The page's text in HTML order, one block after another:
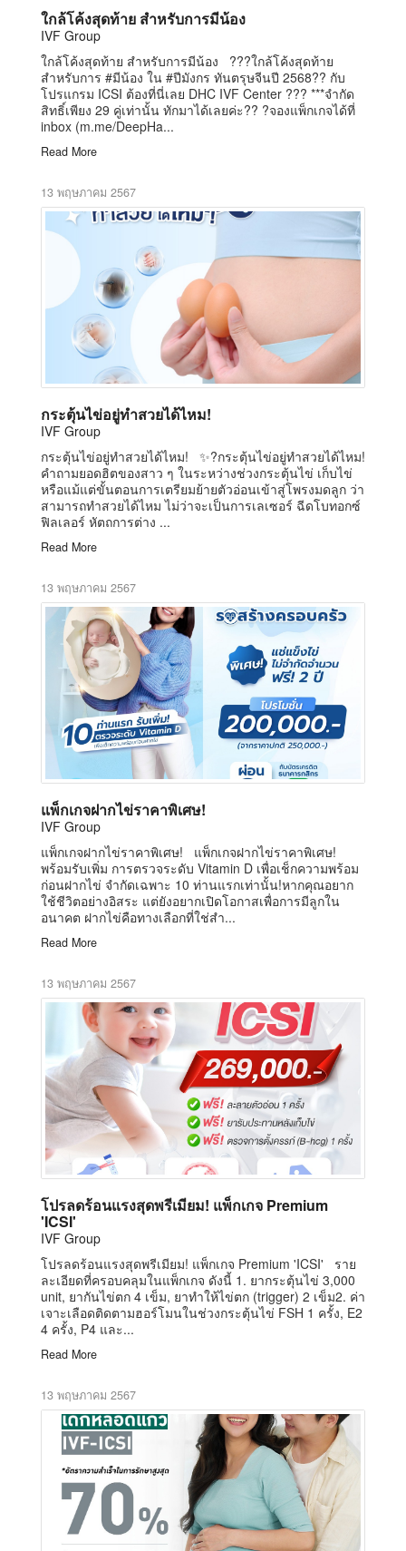
ใกล้โค้งสุดท้าย สำหรับการมีน้อง
IVF Group
ใกล้โค้งสุดท้าย สำหรับการมีน้อง ???ใกล้โค้งสุดท้าย
สำหรับการ #มีน้อง ใน #ปีมังกร ทันตรุษจีนปี 2568?? กับ
โปรแกรม ICSI ต้องที่นี่เลย DHC IVF Center ??? ***จำกัด
สิทธิ์เพียง 29 คู่เท่านั้น ทักมาได้เลยค่ะ?? ?จองแพ็กเกจได้ที่
inbox (m.me/DeepHa...
Read More
13 พฤษภาคม 2567
กระตุ้นไข่อยู่ทำสวยได้ไหม!
IVF Group
กระตุ้นไข่อยู่ทำสวยได้ไหม! ✨?กระตุ้นไข่อยู่ทำสวยได้ไหม!
คำถามยอดฮิตของสาว ๆ ในระหว่างช่วงกระตุ้นไข่ เก็บไข่
หรือแม้แต่ขั้นตอนการเตรียมย้ายตัวอ่อนเข้าสู่โพรงมดลูก ว่า
สามารถทำสวยได้ไหม ไม่ว่าจะเป็นการเลเซอร์ ฉีดโบทอกซ์
ฟิลเลอร์ หัตถการต่าง ...
Read More
13 พฤษภาคม 2567
แพ็กเกจฝากไข่ราคาพิเศษ!
IVF Group
แพ็กเกจฝากไข่ราคาพิเศษ! แพ็กเกจฝากไข่ราคาพิเศษ!
พร้อมรับเพิ่ม การตรวจระดับ Vitamin D เพื่อเช็กความพร้อม
ก่อนฝากไข่ จำกัดเฉพาะ 10 ท่านแรกเท่านั้น!หากคุณอยาก
ใช้ชีวิตอย่างอิสระ แต่ยังอยากเปิดโอกาสเพื่อการมีลูกใน
อนาคต ฝากไข่คือทางเลือกที่ใช่สำ...
Read More
13 พฤษภาคม 2567
โปรลดร้อนแรงสุดพรีเมียม! แพ็กเกจ Premium
'ICSI'
IVF Group
โปรลดร้อนแรงสุดพรีเมียม! แพ็กเกจ Premium 'ICSI' ราย
ละเอียดที่ครอบคลุมในแพ็กเกจ ดังนี้ 1. ยากระตุ้นไข่ 3,000
unit, ยากันไข่ตก 4 เข็ม, ยาทำให้ไข่ตก (trigger) 2 เข็ม2. ค่า
เจาะเลือดติดตามฮอร์โมนในช่วงกระตุ้นไข่ FSH 1 ครั้ง, E2
4 ครั้ง, P4 และ...
Read More
13 พฤษภาคม 2567